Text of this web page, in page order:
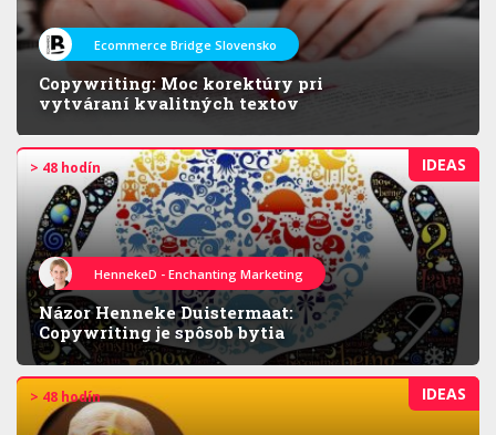
Ecommerce Bridge Slovensko
Copywriting: Moc korektúry pri
vytváraní kvalitných textov
IDEAS
> 48 hodín
HennekeD - Enchanting Marketing
Názor Henneke Duistermaat:
Copywriting je spôsob bytia
IDEAS
> 48 hodín